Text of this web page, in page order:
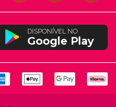
DISPONÍVEL NO
Google Play